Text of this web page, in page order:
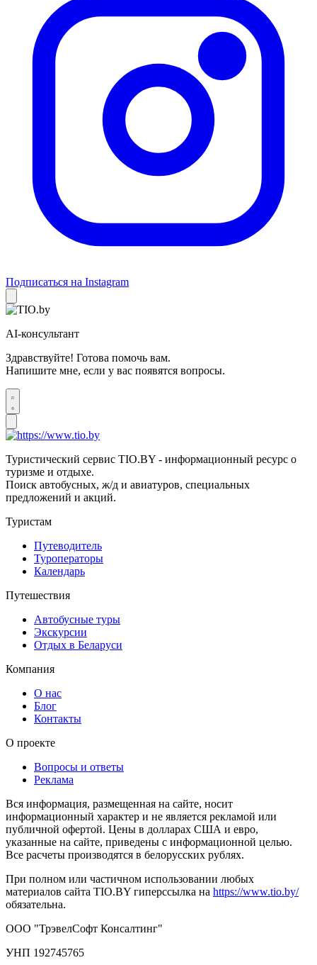
Подписаться на Instagram
AI-консультант
Здравствуйте! Готова помочь вам.
Напишите мне, если у вас появятся вопросы.
Туристический сервис TIO.BY - информационный ресурс о
туризме и отдыхе.
Поиск автобусных, ж/д и авиатуров, специальных
предложений и акций.
Туристам
Путеводитель
Туроператоры
Календарь
Путешествия
Автобусные туры
Экскурсии
Отдых в Беларуси
Компания
О нас
Блог
Контакты
О проекте
Вопросы и ответы
Реклама
Вся информация, размещенная на сайте, носит
информационный характер и не является рекламой или
публичной офертой. Цены в долларах США и евро,
указанные на сайте, приведены с информационной целью.
Все расчеты производятся в белорусских рублях.
При полном или частичном использовании любых
материалов сайта TIO.BY гиперссылка на https://www.tio.by/
обязательна.
ООО "ТрэвелСофт Консалтинг"
УНП 192745765